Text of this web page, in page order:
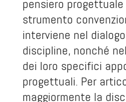
pensiero progettuale
strumento
interviene nel
discipline, nonché
dei loro specifici
progettuali. Per
maggiormente la